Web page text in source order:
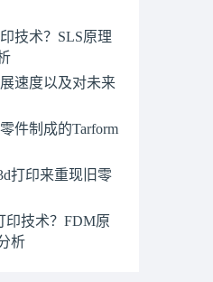
技术？SLS原理
速度以及对未来
件制成的Tarform
打印来重现旧零
印技术？FDM原
析